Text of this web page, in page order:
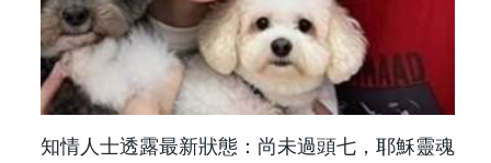
知情人士透露最新狀態：尚未過頭七，耶穌靈魂